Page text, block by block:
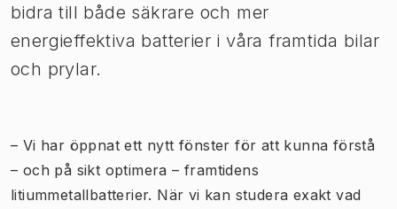
bidra till både säkrare och mer
energieffektiva batterier i våra framtida bilar
och prylar.
– Vi har öppnat ett nytt fönster för att kunna förstå
– och på sikt optimera – framtidens
litiummetallbatterier. När vi kan studera exakt vad